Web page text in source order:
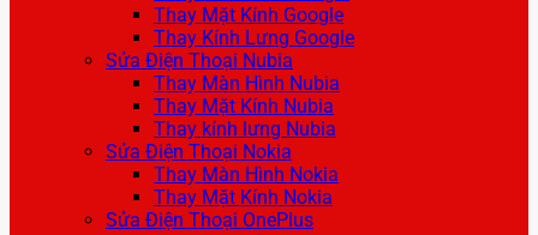
Thay Mặt Kính Google
Thay Kính Lưng Google
Sửa Điện Thoại Nubia
Thay Màn Hình Nubia
Thay Mặt Kính Nubia
Thay kính lưng Nubia
Sửa Điện Thoại Nokia
Thay Màn Hình Nokia
Thay Mặt Kính Nokia
Sửa Điện Thoại OnePlus